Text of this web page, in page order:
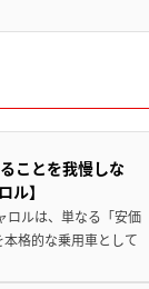
ことを我慢しな
】
ロルは、単なる「安価
格的な乗用車として